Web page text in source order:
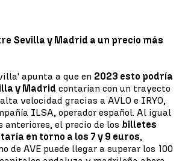
Sevilla y Madrid a un precio más
apunta a que en 2023 esto podría
y Madrid contarían con un trayecto
velocidad gracias a AVLO e IRYO,
ILSA, operador español. Al igual
anteriores, el precio de los billetes
en torno a los 7 y 9 euros,
de AVE puede llegar a superar los 100